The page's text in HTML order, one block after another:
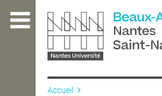
contenu
Accueil